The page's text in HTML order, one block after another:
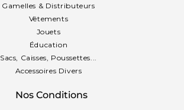
Gamelles & Distributeurs
Vêtements
Jouets
Éducation
Sacs, Caisses, Poussettes...
Accessoires Divers
Nos Conditions